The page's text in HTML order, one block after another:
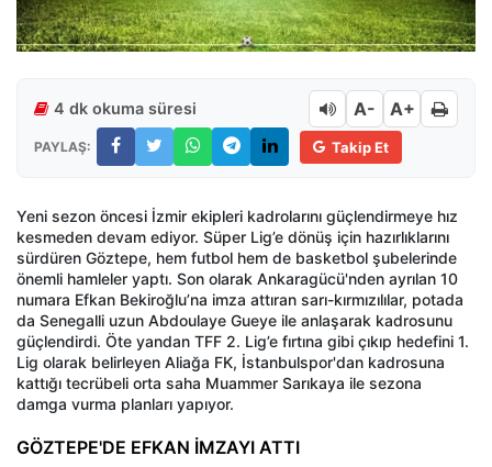
4 dk okuma süresi A- A+
PAYLAŞ: Takip Et
Yeni sezon öncesi İzmir ekipleri kadrolarını güçlendirmeye hız
kesmeden devam ediyor. Süper Lig’e dönüş için hazırlıklarını
sürdüren Göztepe, hem futbol hem de basketbol şubelerinde
önemli hamleler yaptı. Son olarak Ankaragücü'nden ayrılan 10
numara Efkan Bekiroğlu’na imza attıran sarı-kırmızılılar, potada
da Senegalli uzun Abdoulaye Gueye ile anlaşarak kadrosunu
güçlendirdi. Öte yandan TFF 2. Lig’e fırtına gibi çıkıp hedefini 1.
Lig olarak belirleyen Aliağa FK, İstanbulspor'dan kadrosuna
kattığı tecrübeli orta saha Muammer Sarıkaya ile sezona
damga vurma planları yapıyor.
GÖZTEPE'DE EFKAN İMZAYI ATTI